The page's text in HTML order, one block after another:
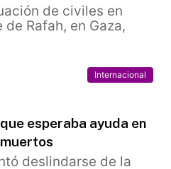
de civiles en
Rafah, en Gaza,
Internacional
esperaba ayuda en
muertos
deslindarse de la